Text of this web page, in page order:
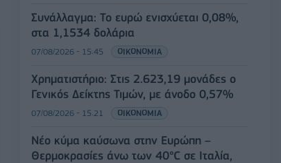
Συνάλλαγμα: Το ευρώ ενισχύεται 0,08%,
στα 1,1534 δολάρια
07/08/2026 - 15:45 ΟΙΚΟΝΟΜΙΑ
Χρηματιστήριο: Στις 2.623,19 μονάδες ο
Γενικός Δείκτης Τιμών, με άνοδο 0,57%
07/08/2026 - 15:21 ΟΙΚΟΝΟΜΙΑ
Νέο κύμα καύσωνα στην Ευρώπη –
Θερμοκρασίες άνω των 40°C σε Ιταλία,